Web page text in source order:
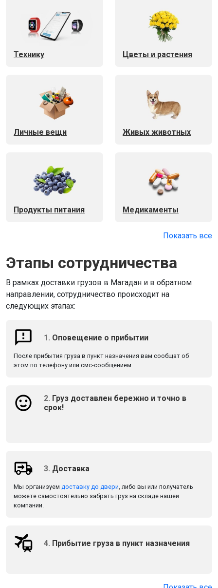
Технику Цветы и растения
Личные вещи Живых животных
Продукты питания Медикаменты
Показать все
Этапы сотрудничества
В рамках доставки грузов в Магадан и в обратном
направлении, сотрудничество происходит на
следующих этапах:
1. Оповещение о прибытии
После прибытия груза в пункт назначения вам сообщат об
этом по телефону или смс-сообщением.
2. Груз доставлен бережно и точно в
срок!
3. Доставка
Мы организуем доставку до двери, либо вы или получатель
можете самостоятельно забрать груз на складе нашей
компании.
4. Прибытие груза в пункт назначения